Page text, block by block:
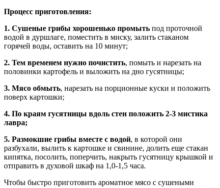
Процесс приготовления:
1. Сушеные грибы хорошенько промыть под проточной
водой в дуршлаге, поместить в миску, залить стаканом
горячей воды, оставить на 10 минут;
2. Тем временем нужно почистить, помыть и нарезать на
половинки картофель и выложить на дно гусятницы;
3. Мясо обмыть, нарезать на порционные куски и положить
поверх картошки;
4. По краям гусятницы вдоль стен положить 2-3 мистика
лавра;
5. Размокшие грибы вместе с водой, в которой они
разбухали, вылить к картошке и свинине, долить еще стакан
кипятка, посолить, поперчить, накрыть гусятницу крышкой и
отправить в духовой шкаф на 1,0-1,5 часа.
Чтобы быстро приготовить ароматное мясо с сушеными